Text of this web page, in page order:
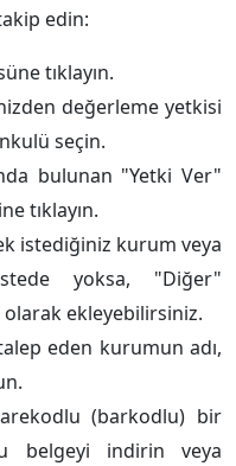
edin:
tıklayın.
değerleme yetkisi
seçin.
bulunan "Yetki Ver"
tıklayın.
istediğiniz kurum veya
yoksa, "Diğer"
ekleyebilirsiniz.
eden kurumun adı,
(barkodlu) bir
belgeyi indirin veya